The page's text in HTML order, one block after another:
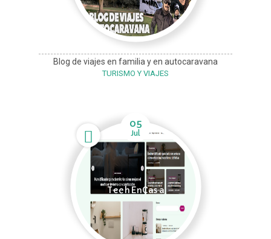
Blog de viajes en familia y en autocaravana
TURISMO Y VIAJES
05
Jul
TechEnCasa